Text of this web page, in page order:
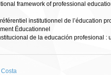
framework of professional
institutionnel de l’éducation
Éducationnel
de la educación profesional :